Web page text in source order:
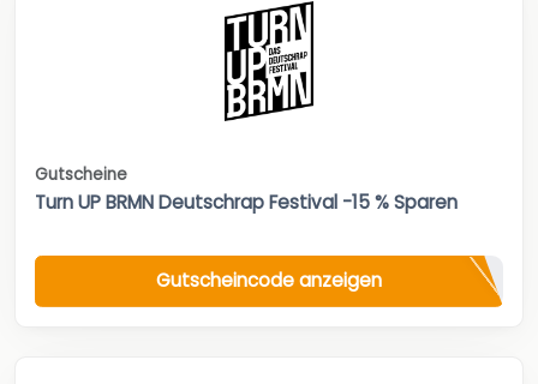
Gutscheine
Turn UP BRMN Deutschrap Festival -15 % Sparen
Gutscheincode anzeigen